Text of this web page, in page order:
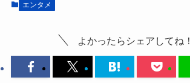
エンタメ
よかったらシェアしてね！